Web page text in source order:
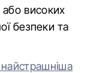
або високих
безпеки та